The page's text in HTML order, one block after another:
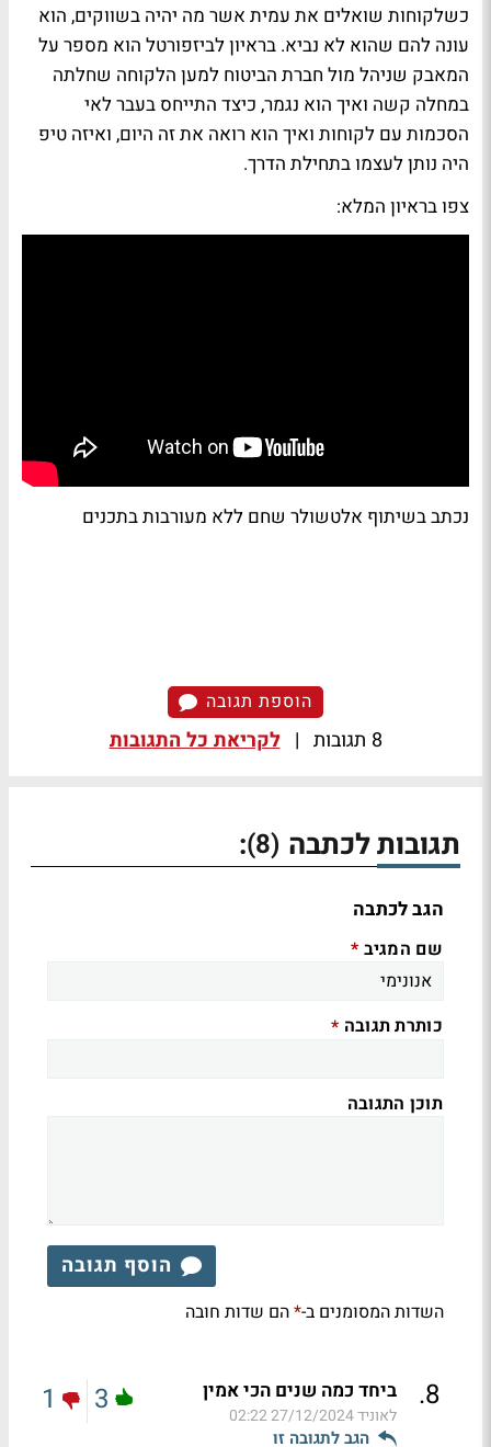
כשלקוחות שואלים את עמית אשר מה יהיה בשווקים, הוא
עונה להם שהוא לא נביא. בראיון לביזפורטל הוא מספר על
המאבק שניהל מול חברת הביטוח למען הלקוחה שחלתה
במחלה קשה ואיך הוא נגמר, כיצד התייחס בעבר לאי
הסכמות עם לקוחות ואיך הוא רואה את זה היום, ואיזה טיפ
היה נותן לעצמו בתחילת הדרך.
צפו בראיון המלא:
נכתב בשיתוף אלטשולר שחם ללא מעורבות בתכנים
הוספת תגובה
8 תגובות | לקריאת כל התגובות
תגובות לכתבה (8)
:
הגב לכתבה
שם המגיב *
כותרת תגובה *
תוכן התגובה
הוסף תגובה
השדות המסומנים ב-*הם שדות חובה
8
. ביחד כמה שנים הכי אמין
לאוניד27/12/2024 02:22
הגב לתגובה זו
3
1